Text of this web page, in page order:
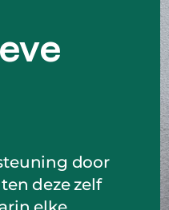
door
deze zelf